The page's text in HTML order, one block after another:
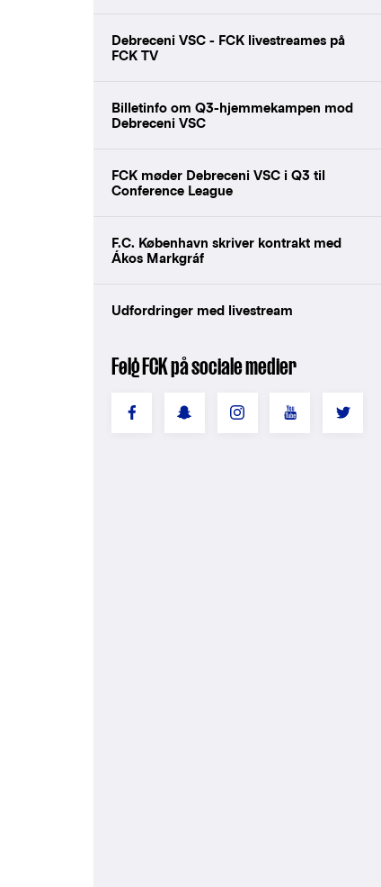
Debreceni VSC - FCK livestreames på
FCK TV
Billetinfo om Q3-hjemmekampen mod
Debreceni VSC
FCK møder Debreceni VSC i Q3 til
Conference League
F.C. København skriver kontrakt med
Ákos Markgráf
Udfordringer med livestream
Følg FCK på sociale medier